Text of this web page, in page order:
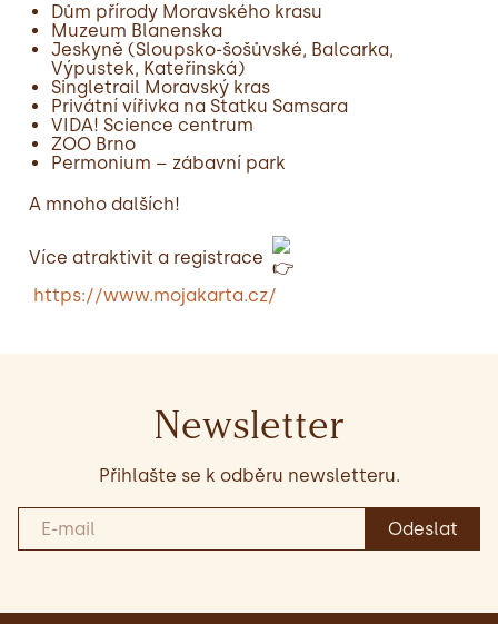
Dům přírody Moravského krasu
Muzeum Blanenska
Jeskyně (Sloupsko-šošůvské, Balcarka,
Výpustek, Kateřinská)
Singletrail Moravský kras
Privátní vířivka na Statku Samsara
VIDA! Science centrum
ZOO Brno
Permonium – zábavní park
A mnoho dalších!
Více atraktivit a registrace
https://www.mojakarta.cz/
Newsletter
Přihlašte se k odběru newsletteru.